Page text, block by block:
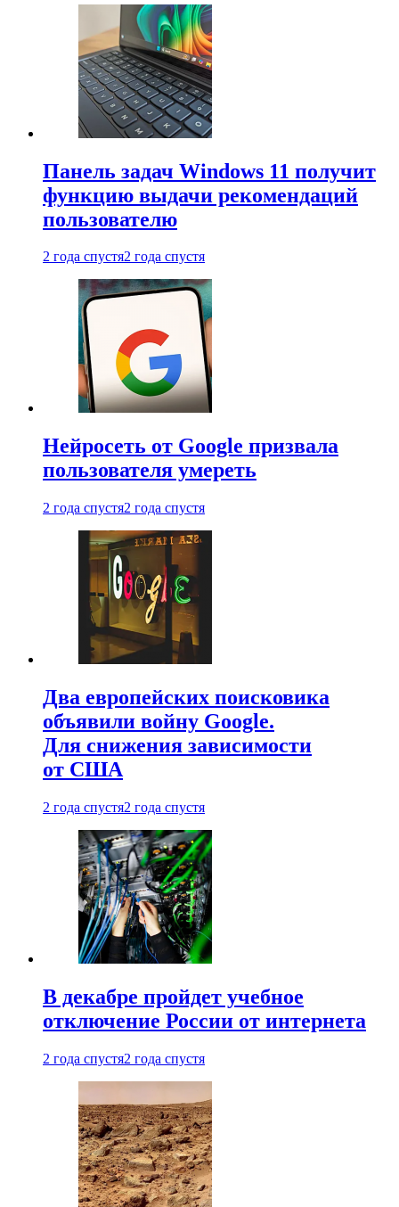
Панель задач Windows 11 получит
функцию выдачи рекомендаций
пользователю
2 года спустя2 года спустя
Нейросеть от Google призвала
пользователя умереть
2 года спустя2 года спустя
Два европейских поисковика
объявили войну Google.
Для снижения зависимости
от США
2 года спустя2 года спустя
В декабре пройдет учебное
отключение России от интернета
2 года спустя2 года спустя